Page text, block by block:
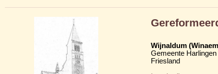
Wijnaldum
Gemeente Harlingen
Friesland